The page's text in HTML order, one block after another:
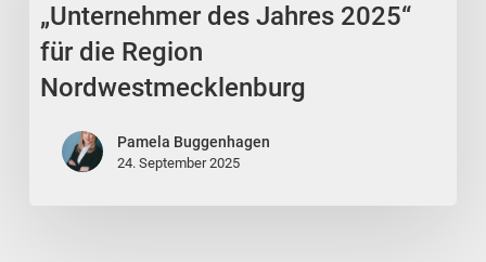
Nordwolle
GmbH
nominiert
„Unternehmer
„Unternehmer des Jahres 2025“
für die Region
Nordwestmecklenburg
Pamela Buggenhagen
24. September 2025